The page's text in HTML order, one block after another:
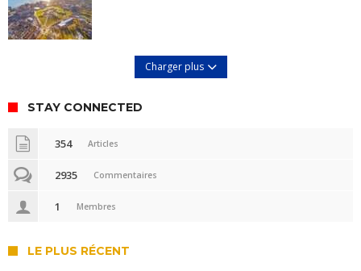
Charger plus
STAY CONNECTED
354 Articles
2935 Commentaires
1 Membres
LE PLUS RÉCENT